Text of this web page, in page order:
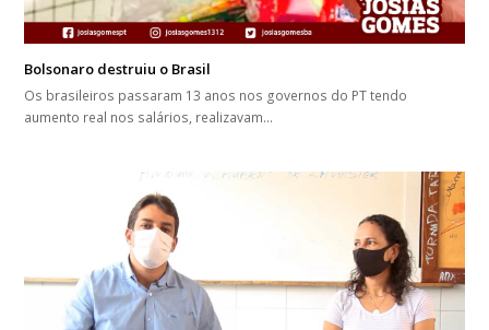
Bolsonaro destruiu o Brasil
Os brasileiros passaram 13 anos nos governos do PT tendo
aumento real nos salários, realizavam…